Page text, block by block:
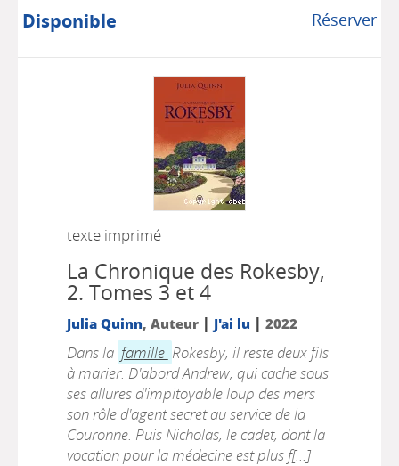
Réserver
Disponible
texte imprimé
La Chronique des Rokesby,
2. Tomes 3 et 4
Julia Quinn, Auteur | J'ai lu | 2022
Dans la famille Rokesby, il reste deux fils
à marier. D'abord Andrew, qui cache sous
ses allures d'impitoyable loup des mers
son rôle d'agent secret au service de la
Couronne. Puis Nicholas, le cadet, dont la
vocation pour la médecine est plus f[...]